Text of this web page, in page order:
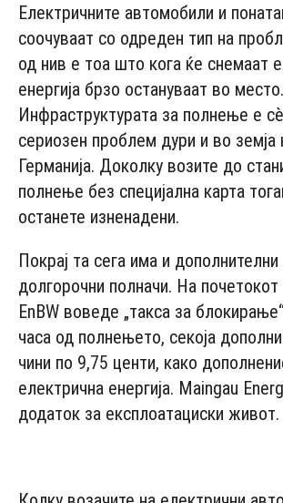
Електричните автомобили и
соочуваат со одреден тип на
од нив е тоа што кога ќе снемаат
енергија брзо остануваат во место.
Инфраструктурата за полнење е
сериозен проблем дури и во
Германија. Доколку возите до
полнење без специјална карта
останете изненадени.
Покрај та сега има и
долгорочни полначи. На
EnBW воведе „такса за
часа од полнењето, секоја
чини по 9,75 центи, како
електрична енергија. Maingau
додаток за експлоатациски живот.